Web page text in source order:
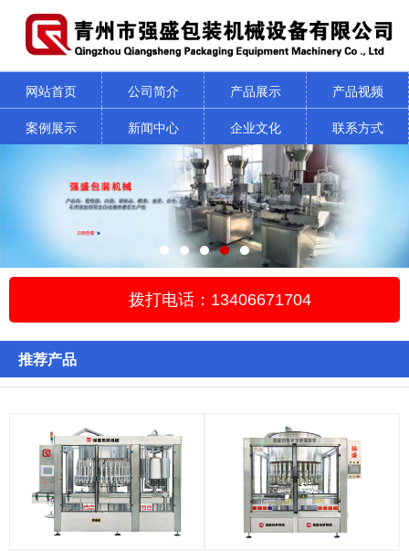
网站首页 公司简介 产品展示
产品视频
案例展示
新闻中心 企业文化 联系方式
拨打电话：13406671704
推荐产品